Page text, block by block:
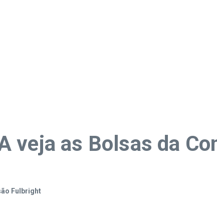
veja as Bolsas da
Fulbright